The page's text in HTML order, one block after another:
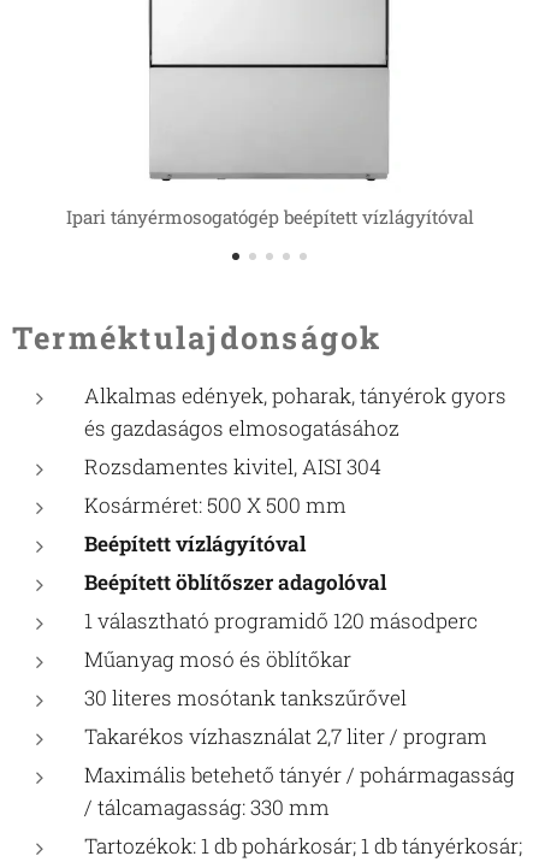
Ipari tányérmosogatógép beépített vízlágyítóval
Terméktulajdonságok
Alkalmas edények, poharak, tányérok gyors
és gazdaságos elmosogatásához
Rozsdamentes kivitel, AISI 304
Kosárméret: 500 X 500 mm
Beépített vízlágyítóval
Beépített öblítőszer adagolóval
1 választható programidő 120 másodperc
Műanyag mosó és öblítőkar
30 literes mosótank tankszűrővel
Takarékos vízhasználat 2,7 liter / program
Maximális betehető tányér / pohármagasság
/ tálcamagasság: 330 mm
Tartozékok: 1 db pohárkosár; 1 db tányérkosár;